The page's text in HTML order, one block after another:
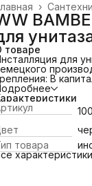
›
товаре
для
В
унитаза
Управление:
Регулируемая
крепеж
Система
воды:
Bamberg
товара
характеристики